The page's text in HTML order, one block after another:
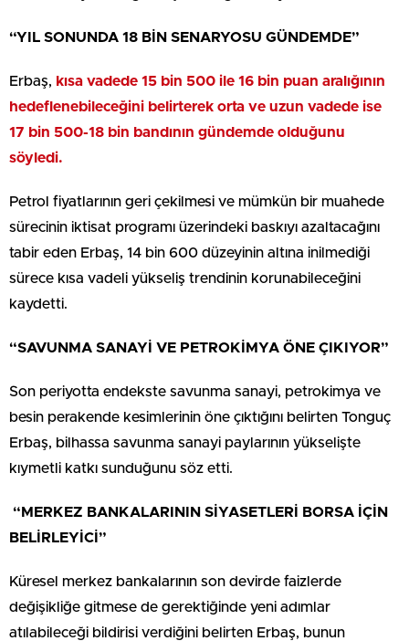
“YIL SONUNDA 18 BİN SENARYOSU GÜNDEMDE”
Erbaş, kısa vadede 15 bin 500 ile 16 bin puan aralığının
hedeflenebileceğini belirterek orta ve uzun vadede ise
17 bin 500-18 bin bandının gündemde olduğunu
söyledi.
Petrol fiyatlarının geri çekilmesi ve mümkün bir muahede
sürecinin iktisat programı üzerindeki baskıyı azaltacağını
tabir eden Erbaş, 14 bin 600 düzeyinin altına inilmediği
sürece kısa vadeli yükseliş trendinin korunabileceğini
kaydetti.
“SAVUNMA SANAYİ VE PETROKİMYA ÖNE ÇIKIYOR”
Son periyotta endekste savunma sanayi, petrokimya ve
besin perakende kesimlerinin öne çıktığını belirten Tonguç
Erbaş, bilhassa savunma sanayi paylarının yükselişte
kıymetli katkı sunduğunu söz etti.
“MERKEZ BANKALARININ SİYASETLERİ BORSA İÇİN
BELİRLEYİCİ”
Küresel merkez bankalarının son devirde faizlerde
değişikliğe gitmese de gerektiğinde yeni adımlar
atılabileceği bildirisi verdiğini belirten Erbaş, bunun